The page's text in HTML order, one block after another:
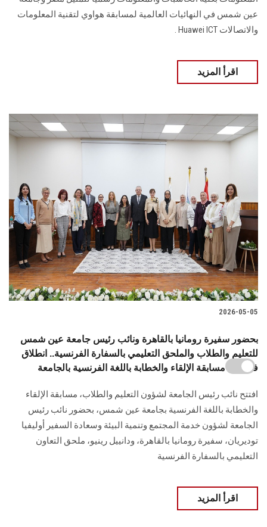
عين شمس في النهائيات العالمية لمسابقة هواوي لتقنية المعلومات
والاتصالات Huawei ICT .
اقرأ المزيد
2026-05-05
بحضور سفيرة رومانيا بالقاهرة ونائب رئيس جامعة عين شمس
للتعليم والطلاب والملحق التعليمي بالسفارة الفرنسية.. انطلاق
فعاليات مسابقة الإلقاء والخطابة باللغة الفرنسية بالجامعة
افتتح نائب رئيس الجامعة لشؤون التعليم والطلاب، مسابقة الإلقاء
والخطابة باللغة الفرنسية بجامعة عين شمس، بحضور نائب رئيس
الجامعة لشؤون خدمة المجتمع وتنمية البيئة وسعادة السفير أوليفيا
توديريان، سفيرة رومانيا بالقاهرة، ودانييل رينيو، ملحق التعاون
التعليمي بالسفارة الفرنسية
اقرأ المزيد